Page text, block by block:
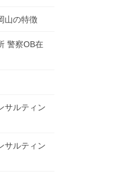
山の特徴
警察OB在
サルティン
サルティン